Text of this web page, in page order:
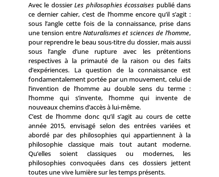
Avec le dossierLes philosophies écossaises publié dans
ce dernier cahier, c’est de l’homme encore qu’il s’agit :
sous l’angle cette fois de la connaissance, prise dans
une tension entre Naturalismes et sciences de l’homme,
pour reprendre le beau sous-titre du dossier, mais aussi
sous l’angle d’une rupture avec les prétentions
respectives à la primauté de la raison ou des faits
d’expériences. La question de la connaissance est
fondamentalement portée par un mouvement, celui de
l’invention de l’homme au double sens du terme :
l’homme qui s’invente, l’homme qui invente de
nouveaux chemins d’accès à lui-même.
C’est de l’homme donc qu’il s’agit au cours de cette
année 2015, envisagé selon des entrées variées et
abordé par des philosophies qui appartiennent à la
philosophie classique mais tout autant moderne.
Qu’elles soient classiques ou modernes, les
philosophies convoquées dans ces dossiers jettent
toutes une vive lumière sur les temps présents.